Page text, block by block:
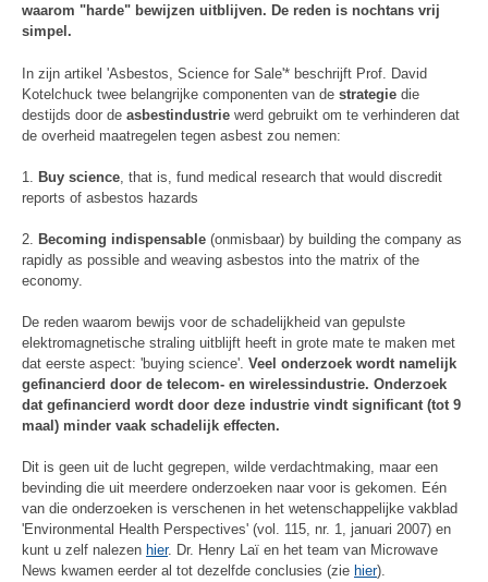
waarom "harde" bewijzen uitblijven. De reden is nochtans vrij
simpel.
In zijn artikel 'Asbestos, Science for Sale'* beschrijft Prof. David
Kotelchuck twee belangrijke componenten van de strategie die
destijds door de asbestindustrie werd gebruikt om te verhinderen dat
de overheid maatregelen tegen asbest zou nemen:
1. Buy science , that is, fund medical research that would discredit
reports of asbestos hazards
2. Becoming indispensable (onmisbaar) by building the company as
rapidly as possible and weaving asbestos into the matrix of the
economy.
De reden waarom bewijs voor de schadelijkheid van gepulste
elektromagnetische straling uitblijft heeft in grote mate te maken met
dat eerste aspect: 'buying science'. Veel onderzoek wordt namelijk
gefinancierd door de telecom- en wirelessindustrie. Onderzoek
dat gefinancierd wordt door deze industrie vindt significant (tot 9
maal) minder vaak schadelijk effecten.
Dit is geen uit de lucht gegrepen, wilde verdachtmaking, maar een
bevinding die uit meerdere onderzoeken naar voor is gekomen. Eén
van die onderzoeken is verschenen in het wetenschappelijke vakblad
'Environmental Health Perspectives' (vol. 115, nr. 1, januari 2007) en
kunt u zelf nalezen hier. Dr. Henry Laï en het team van Microwave
News kwamen eerder al tot dezelfde conclusies (zie hier).